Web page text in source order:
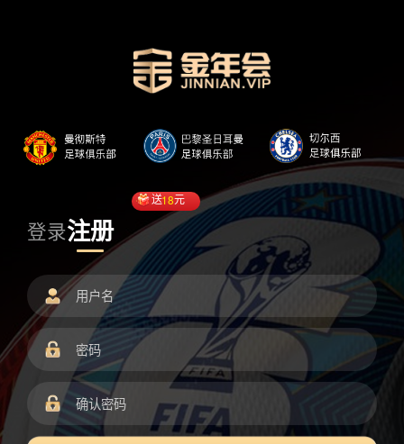
登录注册
送18元